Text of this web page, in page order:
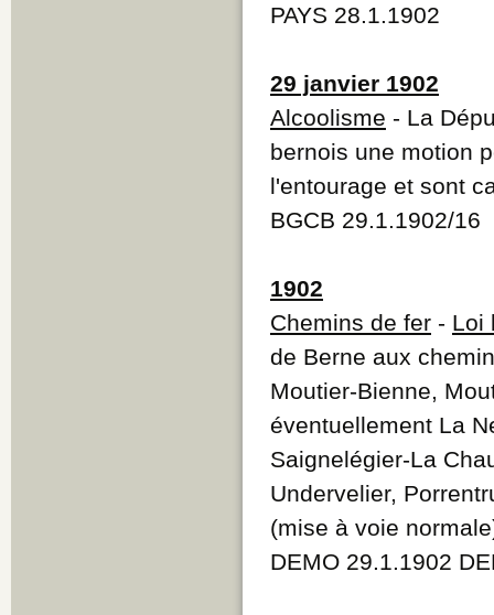
PAYS 28.1.1902
29 janvier 1902
Alcoolisme - La
bernois une motion
l'entourage et sont
BGCB 29.1.1902/16
1902
Chemins de fer - Loi
de Berne aux
Moutier-Bienne,
éventuellement La
Saignelégier-La
Undervelier,
(mise à voie
DEMO 29.1.1902